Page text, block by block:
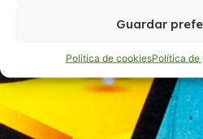
Guardar
Politica de cookiesPolítica de